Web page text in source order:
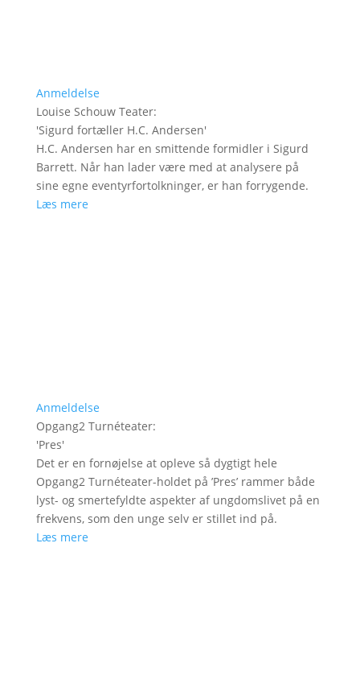
Anmeldelse
Louise Schouw Teater:
'Sigurd fortæller H.C. Andersen'
H.C. Andersen har en smittende formidler i Sigurd
Barrett. Når han lader være med at analysere på
sine egne eventyrfortolkninger, er han forrygende.
Læs mere
Anmeldelse
Opgang2 Turnéteater:
'Pres'
Det er en fornøjelse at opleve så dygtigt hele
Opgang2 Turnéteater-holdet på ’Pres’ rammer både
lyst- og smertefyldte aspekter af ungdomslivet på en
frekvens, som den unge selv er stillet ind på.
Læs mere